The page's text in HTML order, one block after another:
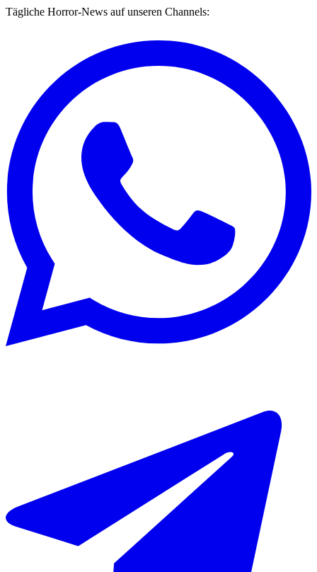
Tägliche Horror-News auf unseren Channels: